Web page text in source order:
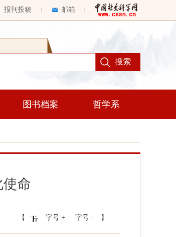
报刊投稿 邮箱
图书档案 哲学系
使命
【 字号 + 字号 - 】